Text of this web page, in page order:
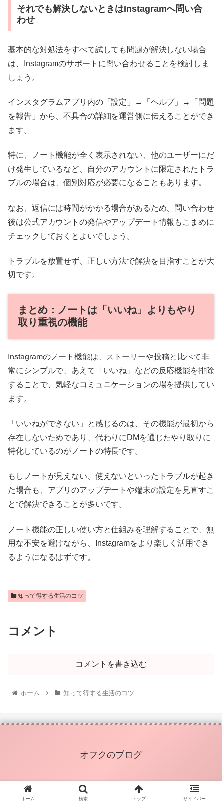
それでも解決しないときはInstagramへ問い合
わせ
基本的な対処法をすべて試しても問題が解決しない場合
は、Instagramのサポートに問い合わせることを検討しま
しょう。
インスタグラムアプリ内の「設定」→「ヘルプ」→「問題
を報告」から、不具合の詳細を運営側に伝えることができ
ます。
特に、ノート機能が全く表示されない、他のユーザーにだ
け発生しているなど、自分のアカウントに限定されたトラ
ブルの場合は、個別対応が必要になることもあります。
なお、返信には時間がかかる場合があるため、問い合わせ
後は公式アカウントの発信やアップデート情報もこまめに
チェックしておくとよいでしょう。
トラブルを放置せず、正しい方法で解決を目指すことが大
切です。
まとめ：ノートは「いいね」よりもやり
取り重視の機能
Instagramのノート機能は、ストーリーや投稿と比べて非
常にシンプルで、あえて「いいね」などの反応機能を排除
することで、気軽なコミュニケーションの場を提供してい
ます。
「いいねができない」と感じるのは、その機能が最初から
存在しないためであり、代わりにDMを通じたやり取りに
特化しているのがノートの特長です。
もしノートが見えない、使えないといったトラブルが起き
た場合も、アプリのアップデートや端末の設定を見直すこ
とで解決できることが多いです。
ノート機能の正しい使い方と仕組みを理解することで、無
用な不安を避けながら、Instagramをより楽しく活用でき
るようになるはずです。
知って得する生活のコツ
コメント
コメントを書き込む
ホーム 知って得する生活のコツ
オフクのブログ
© 2020 オフクのブログ.
ホーム 検索 トップ サイドバー